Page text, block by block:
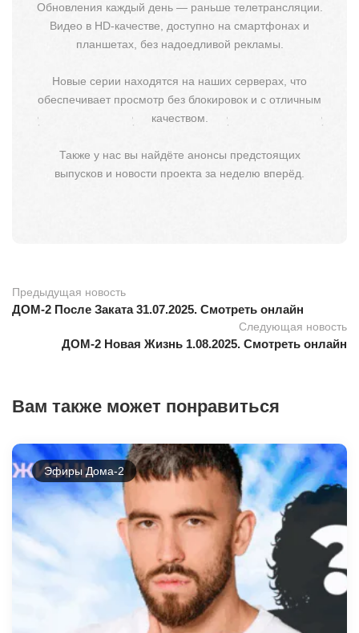
Обновления каждый день — раньше телетрансляции.
Видео в HD-качестве, доступно на смартфонах и
планшетах, без надоедливой рекламы.
Новые серии находятся на наших серверах, что
обеспечивает просмотр без блокировок и с отличным
качеством.
Также у нас вы найдёте анонсы предстоящих
выпусков и новости проекта за неделю вперёд.
Предыдущая новость
ДОМ-2 После Заката 31.07.2025. Смотреть онлайн
Следующая новость
ДОМ-2 Новая Жизнь 1.08.2025. Смотреть онлайн
Вам также может понравиться
Эфиры Дома-2